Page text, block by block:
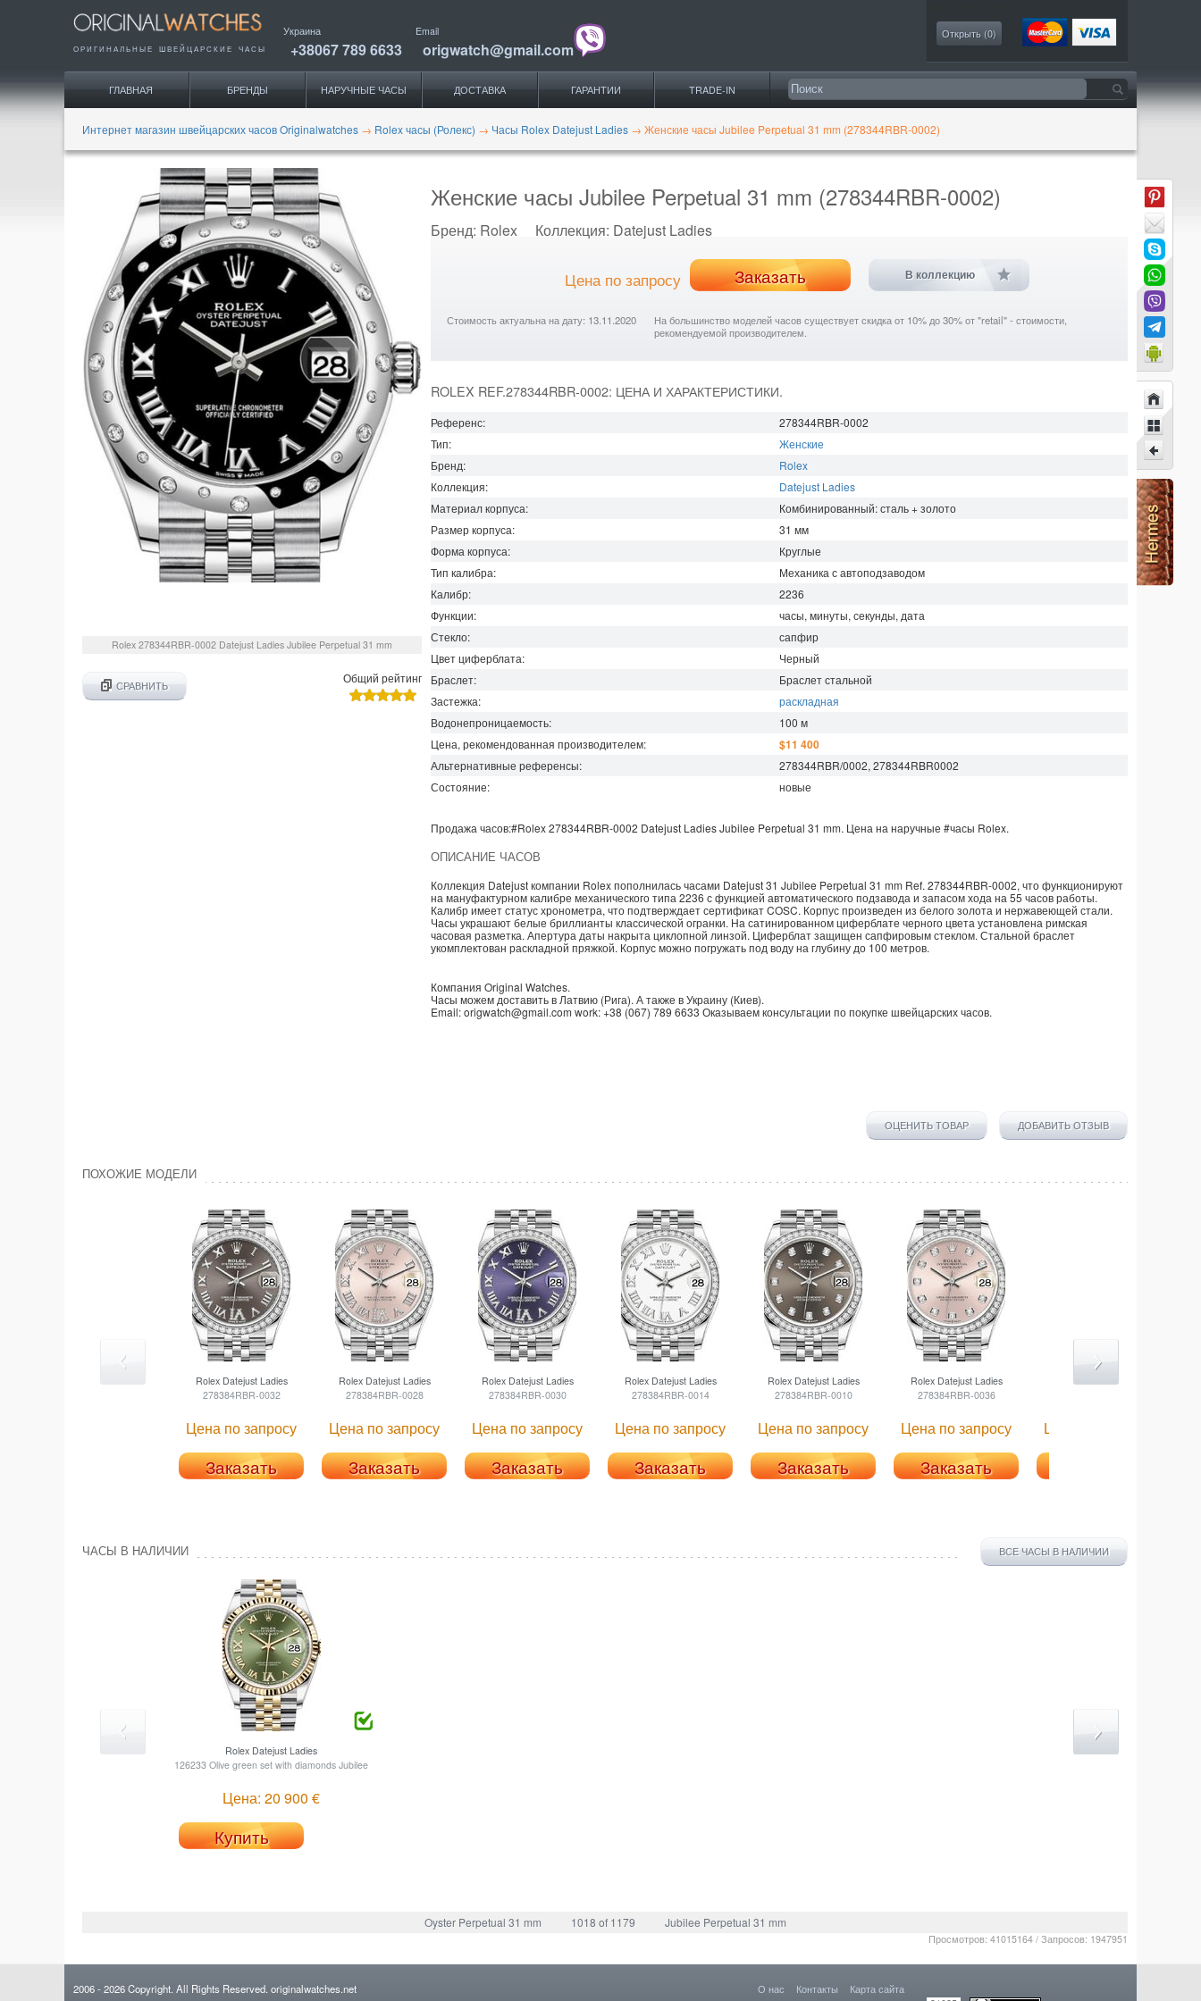
ОРИГИНАЛЬНЫЕ ШВЕЙЦАРСКИЕ ЧАСЫ
Украина
+38067 789 6633
Email
origwatch@gmail.com
Открыть (0)
ГЛАВНАЯ БРЕНДЫ НАРУЧНЫЕ ЧАСЫ ДОСТАВКА ГАРАНТИИ TRADE-IN
Интернет магазин швейцарских часов Originalwatches → Rolex часы (Ролекс) → Часы Rolex Datejust Ladies → Женские часы Jubilee Perpetual 31 mm (278344RBR-0002)
Rolex 278344RBR-0002 Datejust Ladies Jubilee Perpetual 31 mm
СРАВНИТЬ
Общий рейтинг
Женские часы Jubilee Perpetual 31 mm (278344RBR-0002)
Бренд: Rolex Коллекция: Datejust Ladies
Цена по запросу Заказать В коллекцию
Стоимость актуальна на дату: 13.11.2020
На большинство моделей часов существует скидка от 10% до 30% от "retail" - стоимости,
рекомендуемой производителем.
ROLEX REF.278344RBR-0002: ЦЕНА И ХАРАКТЕРИСТИКИ.
Референс:
278344RBR-0002
Тип:
Женские
Бренд:
Rolex
Коллекция:
Datejust Ladies
Материал корпуса:
Комбинированный: сталь + золото
Размер корпуса:
31 мм
Форма корпуса:
Круглые
Тип калибра:
Механика с автоподзаводом
Калибр:
2236
Функции:
часы, минуты, секунды, дата
Стекло:
сапфир
Цвет циферблата:
Черный
Браслет:
Браслет стальной
Застежка:
раскладная
Водонепроницаемость: 100 м
Цена, рекомендованная производителем:
$11 400
Альтернативные референсы:
278344RBR/0002, 278344RBR0002
Состояние:
новые
Продажа часов:#Rolex278344RBR-0002 Datejust LadiesJubilee Perpetual 31 mm. Цена на наручные #часы Rolex.
ОПИСАНИЕ ЧАСОВ
Коллекция Datejust компании Rolex пополнилась часами Datejust 31 Jubilee Perpetual 31 mm Ref. 278344RBR-0002, что функционируют
на мануфактурном калибре механического типа 2236 с функцией автоматического подзавода и запасом хода на 55 часов работы.
Калибр имеет статус хронометра, что подтверждает сертификат COSC. Корпус произведен из белого золота и нержавеющей стали.
Часы украшают белые бриллианты классической огранки. На сатинированном циферблате черного цвета установлена римская
часовая разметка. Апертура даты накрыта циклопной линзой. Циферблат защищен сапфировым стеклом. Стальной браслет
укомплектован раскладной пряжкой. Корпус можно погружать под воду на глубину до 100 метров.
Компания Original Watches.
Часы можем доставить в Латвию (Рига). А также вУкраину (Киев).
Email:origwatch@gmail.com work:+38 (067) 789 6633 Оказываем консультации по покупке швейцарских часов.
ОЦЕНИТЬ ТОВАР ДОБАВИТЬ ОТЗЫВ
ПОХОЖИЕ МОДЕЛИ
RolexDatejust Ladies
278384RBR-0032
Цена по запросу
Заказать
RolexDatejust Ladies
278384RBR-0028
Цена по запросу
Заказать
RolexDatejust Ladies
278384RBR-0030
Цена по запросу
Заказать
RolexDatejust Ladies
278384RBR-0014
Цена по запросу
Заказать
RolexDatejust Ladies
278384RBR-0010
Цена по запросу
Заказать
RolexDatejust Ladies
278384RBR-0036
Цена по запросу
Заказать
Rolex
Datejust Ladies
Цена по запросу
ЧАСЫ В НАЛИЧИИ ВСЕ ЧАСЫ В НАЛИЧИИ
Rolex Datejust Ladies
126233 Olive green set with diamonds Jubilee
Цена: 20 900 €
Купить
Oyster Perpetual 31 mm 1018 of 1179 Jubilee Perpetual 31 mm
Просмотров: 41015164 / Запросов: 1947951
2006- 2026Copyright. All Rights Reserved.originalwatches.net О нас Контакты Карта сайта